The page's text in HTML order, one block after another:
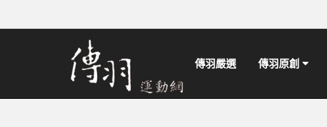
傳羽嚴選 傳羽原創